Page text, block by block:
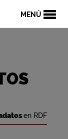
MENÚ
en RDF